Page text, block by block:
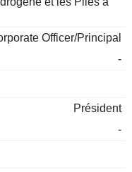
Officer/Principal
-
Président
-